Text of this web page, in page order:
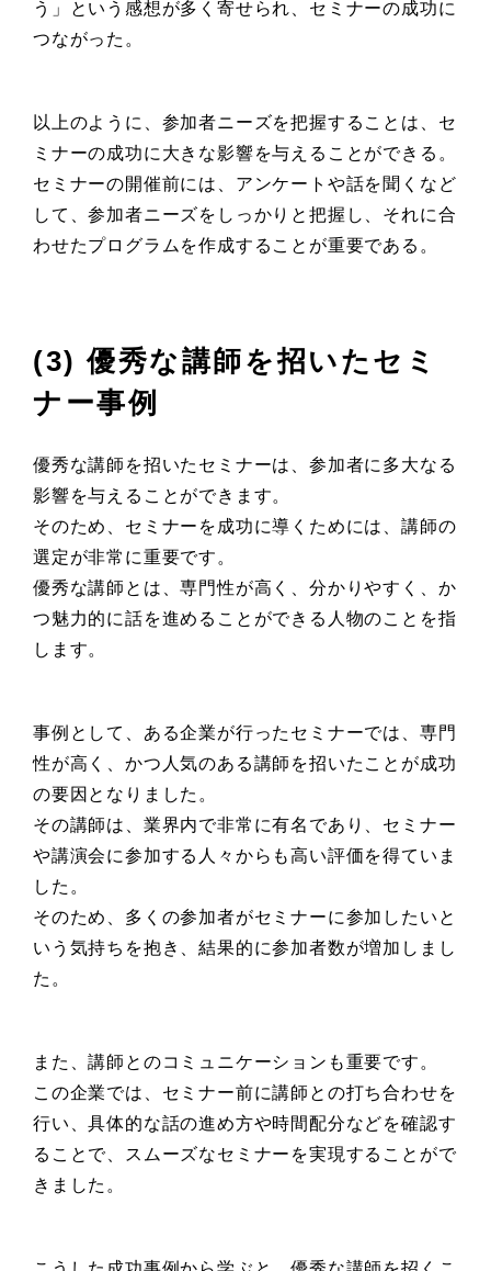
う」という感想が多く寄せられ、セミナーの成功に
つながった。
以上のように、参加者ニーズを把握することは、セ
ミナーの成功に大きな影響を与えることができる。
セミナーの開催前には、アンケートや話を聞くなど
して、参加者ニーズをしっかりと把握し、それに合
わせたプログラムを作成することが重要である。
(3) 優秀な講師を招いたセミ
ナー事例
優秀な講師を招いたセミナーは、参加者に多大なる
影響を与えることができます。
そのため、セミナーを成功に導くためには、講師の
選定が非常に重要です。
優秀な講師とは、専門性が高く、分かりやすく、か
つ魅力的に話を進めることができる人物のことを指
します。
事例として、ある企業が行ったセミナーでは、専門
性が高く、かつ人気のある講師を招いたことが成功
の要因となりました。
その講師は、業界内で非常に有名であり、セミナー
や講演会に参加する人々からも高い評価を得ていま
した。
そのため、多くの参加者がセミナーに参加したいと
いう気持ちを抱き、結果的に参加者数が増加しまし
た。
また、講師とのコミュニケーションも重要です。
この企業では、セミナー前に講師との打ち合わせを
行い、具体的な話の進め方や時間配分などを確認す
ることで、スムーズなセミナーを実現することがで
きました。